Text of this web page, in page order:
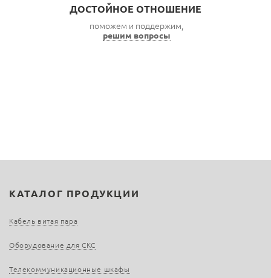
ДОСТОЙНОЕ ОТНОШЕНИЕ
поможем и поддержим,
решим вопросы
КАТАЛОГ ПРОДУКЦИИ
Кабель витая пара
Оборудование для СКС
Телекоммуникационные шкафы